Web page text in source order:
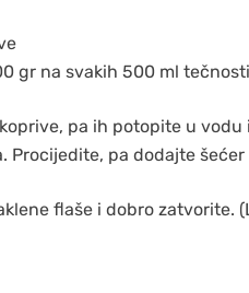
gr na svakih 500 ml
pa ih potopite u
Procijedite, pa dodajte
flaše i dobro zatvorite.